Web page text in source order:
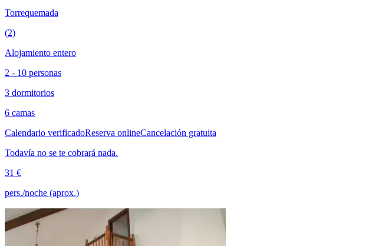
Torrequemada
(2)
Alojamiento entero
2 - 10 personas
3 dormitorios
6 camas
Calendario verificadoReserva onlineCancelación gratuita
Todavía no se te cobrará nada.
31 €
pers./noche (aprox.)